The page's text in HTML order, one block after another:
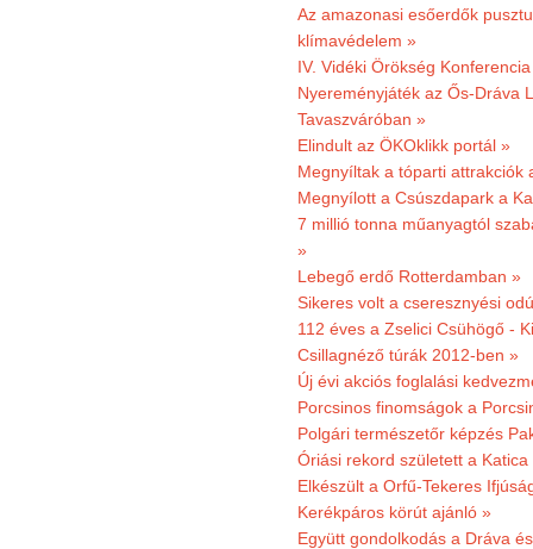
Az amazonasi esőerdők
klímavédelem »
IV. Vidéki Örökség
Nyereményjáték az Ős-Dráva
Tavaszváróban »
Elindult az ÖKOklikk portál »
Megnyíltak a tóparti attrakciók
Megnyílott a Csúszdapark a
7 millió tonna műanyagtól
»
Lebegő erdő Rotterdamban »
Sikeres volt a cseresznyési
112 éves a Zselici Csühögő -
Csillagnéző túrák 2012-ben »
Új évi akciós foglalási
Porcsinos finomságok a
Polgári természetőr képzés
Óriási rekord született a Katica
Elkészült a Orfű-Tekeres
Kerékpáros körút ajánló »
Együtt gondolkodás a Dráva